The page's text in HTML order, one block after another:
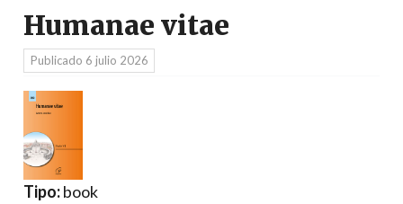
Humanae vitae
Publicado 6 julio 2026
Tipo:book